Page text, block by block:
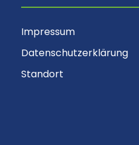
Impressum
Datenschutzerklärung
Standort